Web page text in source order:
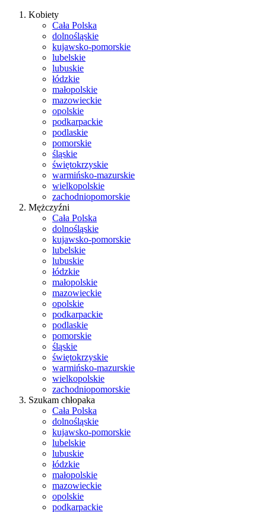
Kobiety
Cała Polska
dolnośląskie
kujawsko-pomorskie
lubelskie
lubuskie
łódzkie
małopolskie
mazowieckie
opolskie
podkarpackie
podlaskie
pomorskie
śląskie
świętokrzyskie
warmińsko-mazurskie
wielkopolskie
zachodniopomorskie
Mężczyźni
Cała Polska
dolnośląskie
kujawsko-pomorskie
lubelskie
lubuskie
łódzkie
małopolskie
mazowieckie
opolskie
podkarpackie
podlaskie
pomorskie
śląskie
świętokrzyskie
warmińsko-mazurskie
wielkopolskie
zachodniopomorskie
Szukam chłopaka
Cała Polska
dolnośląskie
kujawsko-pomorskie
lubelskie
lubuskie
łódzkie
małopolskie
mazowieckie
opolskie
podkarpackie